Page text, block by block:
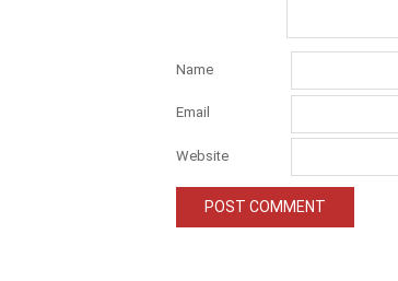
Name
Email
Website